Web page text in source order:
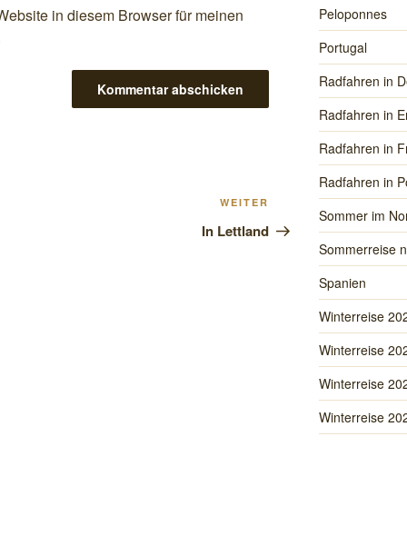
in diesem Browser für meinen
Nächster
Beitrag
WEITER
In Lettland
Peloponnes
Portugal
Radfahren in
Radfahren in
Radfahren in
Radfahren in
Sommer im
Sommerreise
Spanien
Winterreise
Winterreise
Winterreise
Winterreise